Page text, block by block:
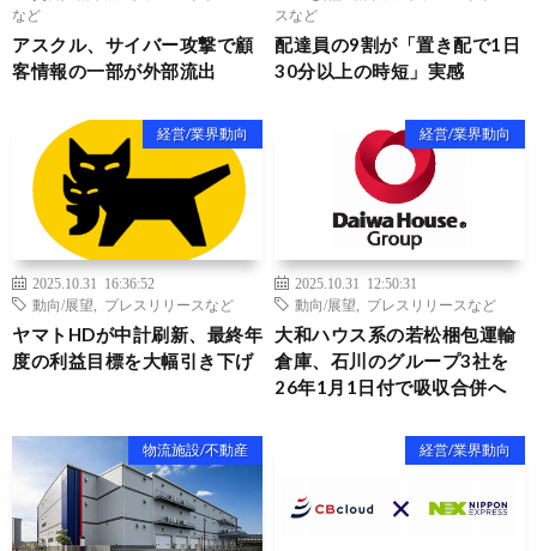
など
アスクル、サイバー攻撃で顧
客情報の一部が外部流出
スなど
配達員の9割が「置き配で1日
30分以上の時短」実感
経営/業界動向
2025.10.31 16:36:52
動向/展望
プレスリリースなど
ヤマトHDが中計刷新、最終年
度の利益目標を大幅引き下げ
経営/業界動向
2025.10.31 12:50:31
動向/展望
プレスリリースなど
大和ハウス系の若松梱包運輸
倉庫、石川のグループ3社を
26年1月1日付で吸収合併へ
物流施設/不動産 経営/業界動向